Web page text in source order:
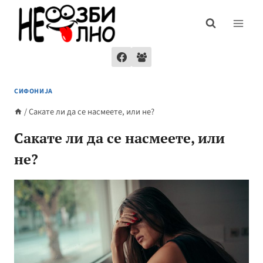
content
СИФОНИЈА
/Сакате ли да се насмеете, или не?
Сакате ли да се насмеете, или
не?